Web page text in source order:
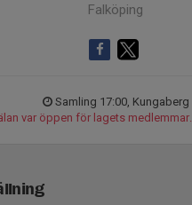
Falköping
Samling 17:00, Kungaberg
var öppen för lagets medlemmar.